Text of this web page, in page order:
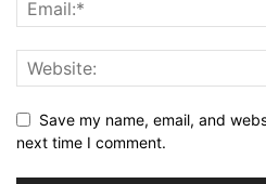
Save my name, email, and
next time I comment.